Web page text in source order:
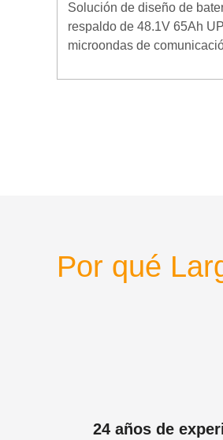
Solución de diseño de
respaldo de 48.1V 65Ah
microondas de
Por qué
24 años de